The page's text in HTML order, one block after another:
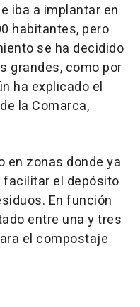
iba a implantar en
habitantes, pero
se ha decidido
grandes, como por
ha explicado el
la Comarca,
en zonas donde ya
el depósito
En función
entre una y tres
el compostaje